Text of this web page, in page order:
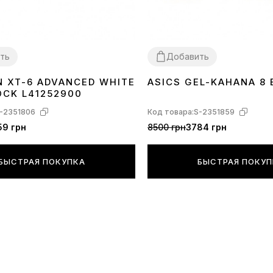
изменены
модели, ее
***При
4142434445
XT-6 ADVANCED WHITE
L41252900
2351806
грн
ПОКУПКА
Добавить
36 373839404143
ASICS GEL-KAHANA 8
Код товара:S-2351859
8500 грн3784 грн
БЫСТРАЯ